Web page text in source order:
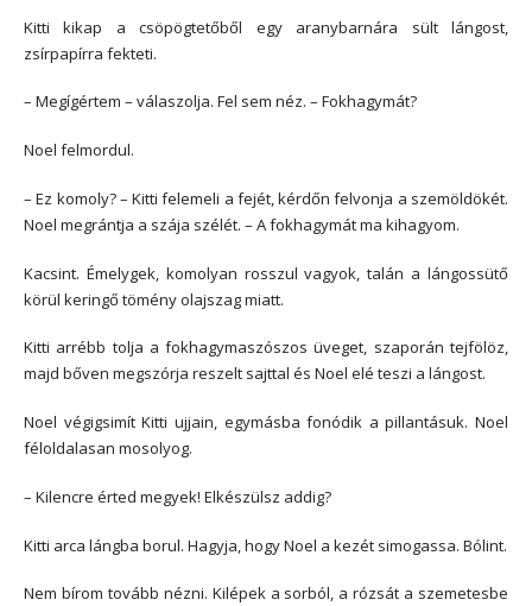
Kitti kikap a csöpögtetőből egy aranybarnára sült lángost,
zsírpapírra fekteti.
– Megígértem – válaszolja. Fel sem néz. – Fokhagymát?
Noel felmordul.
– Ez komoly? – Kitti felemeli a fejét, kérdőn felvonja a szemöldökét.
Noel megrántja a szája szélét. – A fokhagymát ma kihagyom.
Kacsint. Émelygek, komolyan rosszul vagyok, talán a lángossütő
körül keringő tömény olajszag miatt.
Kitti arrébb tolja a fokhagymaszószos üveget, szaporán tejfölöz,
majd bőven megszórja reszelt sajttal és Noel elé teszi a lángost.
Noel végigsimít Kitti ujjain, egymásba fonódik a pillantásuk. Noel
féloldalasan mosolyog.
– Kilencre érted megyek! Elkészülsz addig?
Kitti arca lángba borul. Hagyja, hogy Noel a kezét simogassa. Bólint.
Nem bírom tovább nézni. Kilépek a sorból, a rózsát a szemetesbe